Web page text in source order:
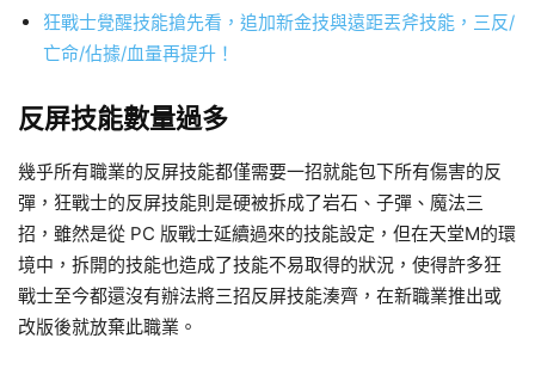
狂戰士覺醒技能搶先看，追加新金技與遠距丟斧技能，三反/
亡命/佔據/血量再提升！
反屏技能數量過多
幾乎所有職業的反屏技能都僅需要一招就能包下所有傷害的反
彈，狂戰士的反屏技能則是硬被拆成了岩石、子彈、魔法三
招，雖然是從 PC 版戰士延續過來的技能設定，但在天堂M的環
境中，拆開的技能也造成了技能不易取得的狀況，使得許多狂
戰士至今都還沒有辦法將三招反屏技能湊齊，在新職業推出或
改版後就放棄此職業。